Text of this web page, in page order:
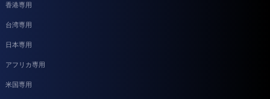
香港専用
台湾専用
日本専用
アフリカ専用
米国専用